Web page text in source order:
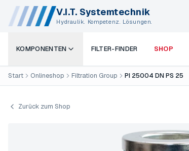
V.I.T. Systemtechnik
Hydraulik. Kompetenz. Lösungen.
KOMPONENTEN FILTER-FINDER SHOP
Start Onlineshop Filtration Group PI 25004 DN PS 25
Zurück zum Shop